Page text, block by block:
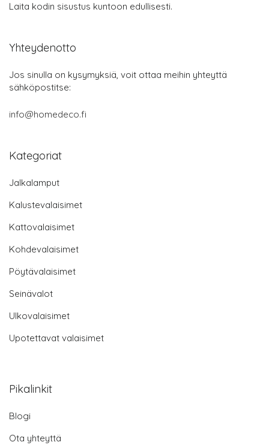
Laita kodin sisustus kuntoon edullisesti.
Yhteydenotto
Jos sinulla on kysymyksiä, voit ottaa meihin yhteyttä
sähköpostitse:
info@homedeco.fi
Kategoriat
Jalkalamput
Kalustevalaisimet
Kattovalaisimet
Kohdevalaisimet
Pöytävalaisimet
Seinävalot
Ulkovalaisimet
Upotettavat valaisimet
Pikalinkit
Blogi
Ota yhteyttä